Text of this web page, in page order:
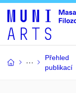
Přehled
publikací